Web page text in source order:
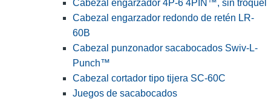
Cabezal engarzador 4P-6 4PIN™, sin troquel
Cabezal engarzador redondo de retén LR-
60B
Cabezal punzonador sacabocados Swiv-L-
Punch™
Cabezal cortador tipo tijera SC-60C
Juegos de sacabocados